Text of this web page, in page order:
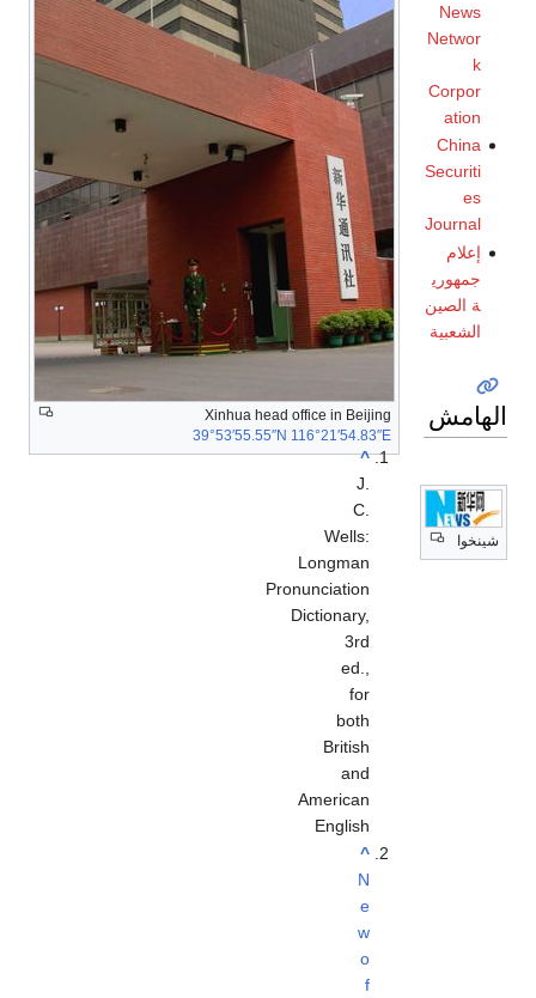
Xinhua head office in Beijing
39°53′55.55″N 116°21′54.83″E
شينخوا
News
Networ
k
Corpor
ation
China
Securiti
es
Journal
إعلام
جمهوري
ة الصين
الشعبية
الهامش
^
J.
C.
Wells:
Longman
Pronunciation
Dictionary,
3rd
ed.,
for
both
British
and
American
English
^
N
e
w
o
f